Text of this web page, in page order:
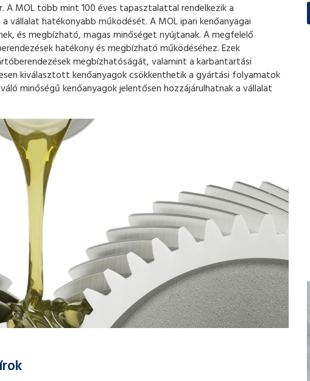
A MOL több mint 100 éves tapasztalattal rendelkezik a
hatékonyabb működését. A MOL ipari kenőanyagai
és megbízható, magas minőséget nyújtanak. A megfelelő
hatékony és megbízható működéséhez. Ezek
megbízhatóságát, valamint a karbantartási
kiválasztott kenőanyagok csökkenthetik a gyártási folyamatok
minőségű kenőanyagok jelentősen hozzájárulhatnak a vállalat